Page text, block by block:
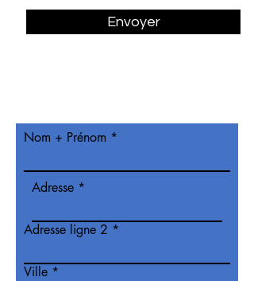
Envoyer
Nom + Prénom
Adresse
Adresse ligne 2
Ville